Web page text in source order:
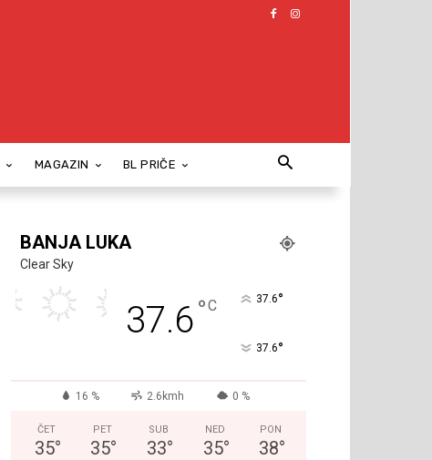
MAGAZIN BL PRIČE
BANJA LUKA
Clear Sky
37.6°C 37.6°
37.6°
16 % 2.6kmh 0 %
ČET
35°
PET
35°
SUB
33°
NED
35°
PON
38°